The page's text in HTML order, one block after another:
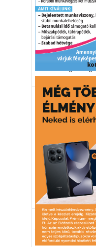
földek egy
Dánia átengedi
termőföldjeinek
mezőgazdaság
Gazdaság
Az egy
majdnem
Döbbenetes, de
agráriumban is
elit.
agrár mezőgazdaság
Gazdaság
A jövő
emberi